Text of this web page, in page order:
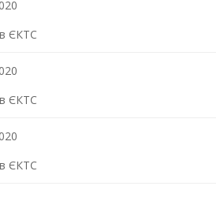
ЄКТС
ЄКТС
ЄКТС